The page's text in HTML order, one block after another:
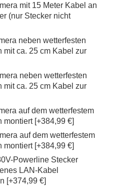
mit 15 Meter Kabel an
(nur Stecker nicht
neben wetterfesten
mit ca. 25 cm Kabel zur
neben wetterfesten
mit ca. 25 cm Kabel zur
auf dem wetterfestem
montiert [+384,99 €]
auf dem wetterfestem
montiert [+384,99 €]
Powerline Stecker
LAN-Kabel
[+374,99 €]